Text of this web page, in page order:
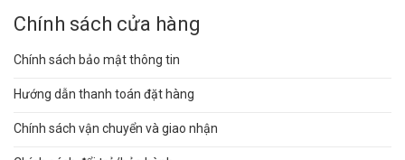
Chính sách cửa hàng
Chính sách bảo mật thông tin
Hướng dẫn thanh toán đặt hàng
Chính sách vận chuyển và giao nhận